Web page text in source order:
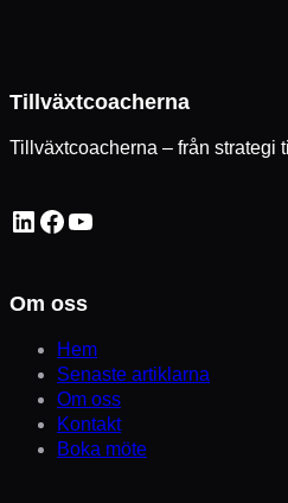
Tillväxtcoacherna
Tillväxtcoacherna – från strategi
LinkedIn Facebook YouTube
Om oss
Hem
Senaste artiklarna
Om oss
Kontakt
Boka möte